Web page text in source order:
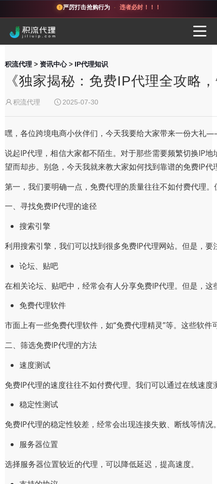
严厉打击抢购行为 · 违者必封！！！
积流代理 > 资讯中心> IP代理知识
《独家揭秘：免费IP代理全攻略
积流代理 2025-07-30
嘿，各位跨境电商小伙伴们，今天我要给大家带来一份大礼
说起IP代理，相信大家都不陌生。对于那些需要频繁切换IP
望而却步。别急，今天我就来教大家如何找到靠谱的免费IP
第一，我们要明确一点，免费代理的质量往往不如付费代理
一、寻找免费IP代理的途径
搜索引擎
利用搜索引擎，我们可以找到很多免费IP代理网站。但是，
论坛、贴吧
在相关论坛、贴吧中，经常会有人分享免费IP代理。但是，
免费代理软件
市面上有一些免费代理软件，如“免费代理精灵”等。这些软
二、筛选免费IP代理的方法
速度测试
免费IP代理的速度往往不如付费代理。我们可以通过在线速
稳定性测试
免费IP代理的稳定性较差，经常会出现连接失败、断线等情
服务器位置
选择服务器位置较近的代理，可以降低延迟，提高速度。